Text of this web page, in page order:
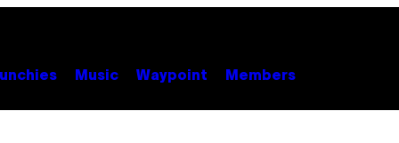
Music Waypoint Members